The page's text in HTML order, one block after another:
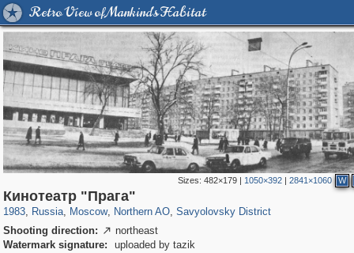
Retro View of Mankind's Habitat
Sizes:482×179 | 1050×392 |2841×1060 W
Кинотеатр "Прага"
1983, Russia
1,406,255 29,243
, Moscow
319,780 8,286
, Northern AO
22,533 598
, Savyolovsky District
Shooting direction:  northeast
Watermark signature:
uploaded by tazik